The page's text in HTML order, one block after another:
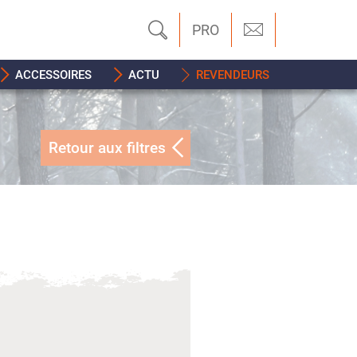
PRO
ACCESSOIRES ACTU REVENDEURS
Retour aux filtres